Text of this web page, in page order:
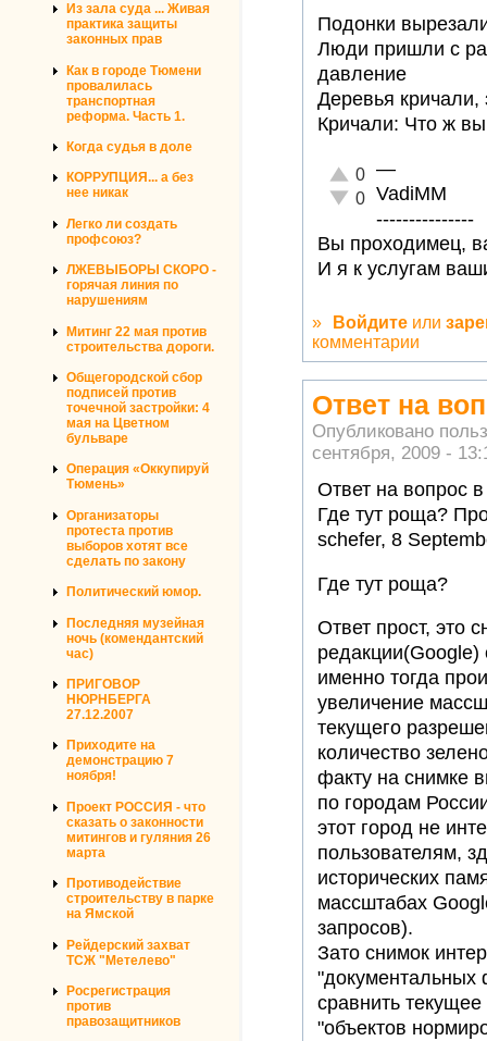
Из зала суда ... Живая
практика защиты
законных прав
Как в городе Тюмени
провалилась
транспортная
реформа. Часть 1.
Когда судья в доле
КОРРУПЦИЯ... а без
нее никак
Легко ли создать
профсоюз?
ЛЖЕВЫБОРЫ СКОРО -
горячая линия по
нарушениям
Митинг 22 мая против
строительства дороги.
Общегородской сбор
подписей против
точечной застройки: 4
мая на Цветном
бульваре
Операция «Оккупируй
Тюмень»
Организаторы
протеста против
выборов хотят все
сделать по закону
Политический юмор.
Последняя музейная
ночь (комендантский
час)
ПРИГОВОР
НЮРНБЕРГА
27.12.2007
Приходите на
демонстрацию 7
ноября!
Проект РОССИЯ - что
сказать о законности
митингов и гуляния 26
марта
Противодействие
строительству в парке
на Ямской
Рейдерский захват
ТСЖ "Метелево"
Росрегистрация
против
правозащитников
Подонки
Люди пришли с
давление
Деревья кричали,
Кричали: Что ж
Отлично!
0
Неадекватно!
0
—
VadiMM
---------------
Вы проходимец,
И я к услугам
» Войдите или
комментарии
Ответ на
Опубликовано
сентября, 2009 -
Ответ на вопрос
Где тут роща?
schefer, 8
Где тут роща?
Ответ прост, это
редакции(Google)
именно тогда
увеличение
текущего
количество
факту на снимке
по городам
этот город не
пользователям,
исторических
массштабах
запросов).
Зато снимок
"документальных
сравнить
"объектов